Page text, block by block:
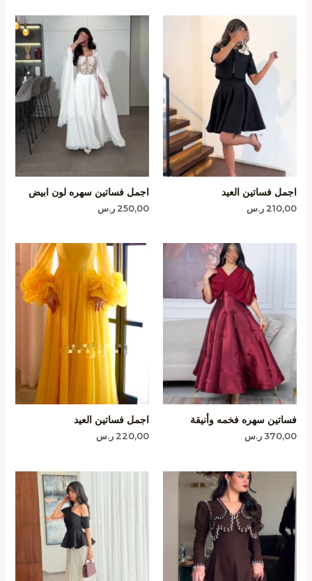
اجمل فساتين العيد
210,00 ر.س
اجمل فساتين سهره لون ابيض
250,00 ر.س
فساتين سهره فخمه وأنيقة
370,00 ر.س
اجمل فساتين العيد
220,00 ر.س